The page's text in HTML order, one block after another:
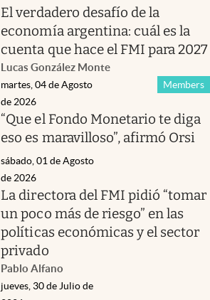
El verdadero desafío de la
economía argentina: cuál es la
cuenta que hace el FMI para 2027
Lucas González Monte
Members
martes, 04 de Agosto
de 2026
“Que el Fondo Monetario te diga
eso es maravilloso”, afirmó Orsi
sábado, 01 de Agosto
de 2026
La directora del FMI pidió “tomar
un poco más de riesgo” en las
políticas económicas y el sector
privado
Pablo Alfano
jueves, 30 de Julio de